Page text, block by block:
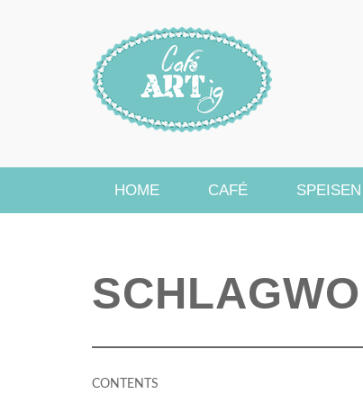
HOME CAFÉ
CONTENTS